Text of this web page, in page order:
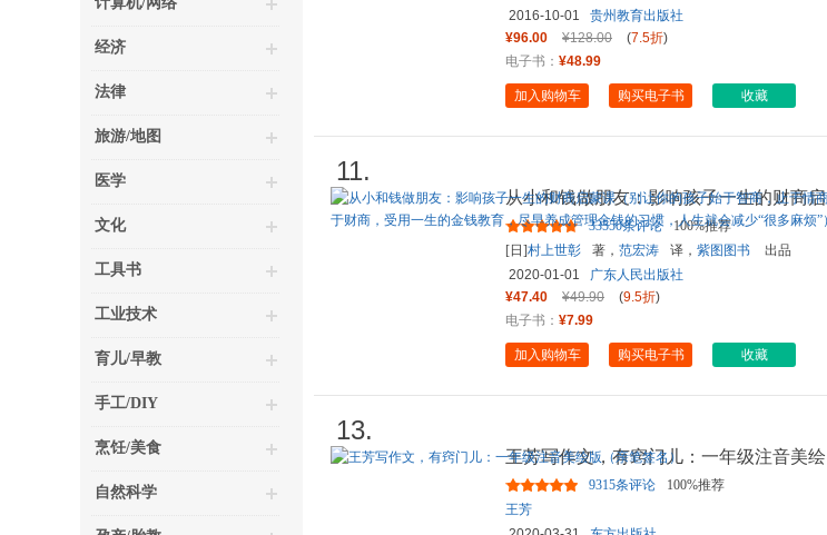
经济
法律
旅游/地图
医学
文化
工具书
工业技术
育儿/早教
手工/DIY
烹饪/美食
自然科学
2016-10-01
贵州教育出版社
¥96.00
¥128.00 (7.5折)
电子书： ¥48.99
加入购物车 购买电子书 收藏
11.
从小和钱做朋友：影响孩子一生的财商启
蒙课（别让你的孩子始于智...
33550条评论
100%推荐
[日]村上世彰 著， 范宏涛 译， 紫图图书
出品
2020-01-01
广东人民出版社
¥47.40
¥49.90 (9.5折)
电子书： ¥7.99
加入购物车 购买电子书 收藏
13.
王芳写作文，有窍门儿：一年级注音美绘
版（亲笔签名）
9315条评论
100%推荐
王芳